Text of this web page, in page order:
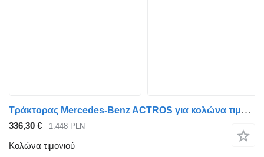
Τράκτορας Mercedes-Benz ACTROS για κολώνα τιμονιού ΝΕΑ ΒΑΣΗ ΚΟΛΟΝΑΣ ΤΙΜΟΝΙΟΥ MERCEDES ACTROS 9604600316 960
336,30 € 1.448 PLN
Κολώνα τιμονιού